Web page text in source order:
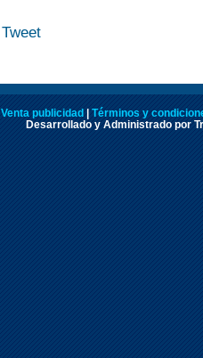
Tweet
Venta publicidad | Términos y
Desarrollado y Administrado por